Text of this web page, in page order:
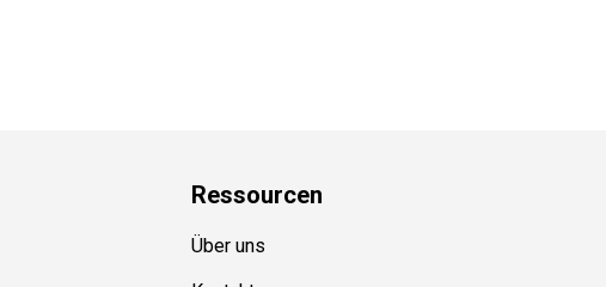
Ressourcen
Über uns